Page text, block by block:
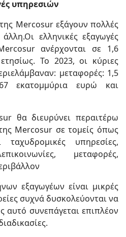
υπηρεσιών
Mercosur εξάγουν πολλές
ελληνικές εξαγωγές
ανέρχονται σε 1,6
Το 2023, οι κύριες
μεταφορές: 1,5
εκατομμύρια ευρώ και
θα διευρύνει περαιτέρω
Mercosur σε τομείς όπως
ταχυδρομικές υπηρεσίες,
μεταφορές,
εξαγωγέων είναι μικρές
συχνά δυσκολεύονται να
αυτό συνεπάγεται επιπλέον